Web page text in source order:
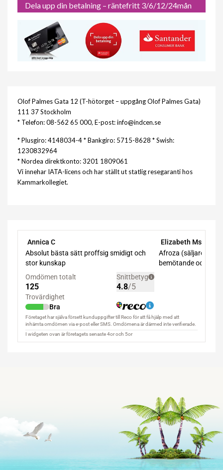
Dela upp din betalning – räntefritt 3/6/12/24mån
Olof Palmes Gata 12 (T-hötorget – uppgång Olof Palmes Gata)
111 37 Stockholm
* Telefon: 08-562 65 000, E-post: info@indcen.se
* Plusgiro: 4148034-4 * Bankgiro: 5715-8628 * Swish:
1230832964
* Nordea direktkonto: 3201 1809061
Vi innehar IATA-licens och har ställt ut statlig resegaranti hos
Kammarkollegiet.